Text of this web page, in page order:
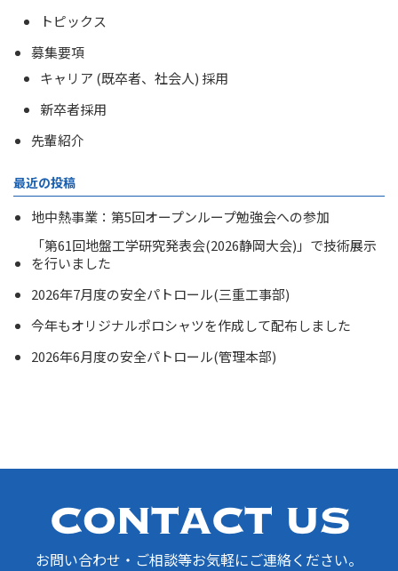
トピックス
募集要項
キャリア (既卒者、社会人) 採用
新卒者採用
先輩紹介
最近の投稿
地中熱事業：第5回オープンループ勉強会への参加
「第61回地盤工学研究発表会(2026静岡大会)」で技術展示
を行いました
2026年7月度の安全パトロール(三重工事部)
今年もオリジナルポロシャツを作成して配布しました
2026年6月度の安全パトロール(管理本部)
お問い合わせ・ご相談等お気軽にご連絡ください。